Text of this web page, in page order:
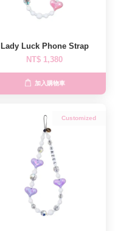
Lady Luck Phone Strap
NT$ 1,380
加入購物車
Customized